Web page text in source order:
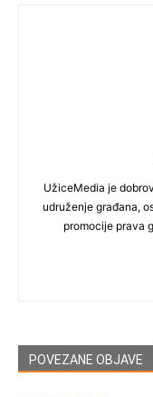
UžiceMedia je
udruženje građana,
promocije prava
POVEZANE OBJAVE